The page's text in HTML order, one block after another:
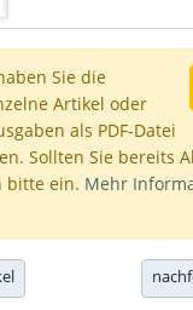
Sie die
Artikel oder
als PDF-Datei
Sollten Sie bereits
bitte ein. Mehr